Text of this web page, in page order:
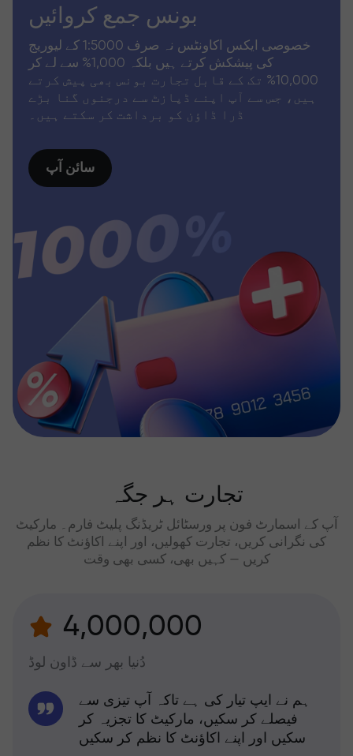
بونس جمع کروائیں
خصوصی ایکس اکاونٹس نہ صرف 1:5000 کے لیوریج
کی پیشکش کرتے ہیں بلکہ 1,000% سے لے کر
10,000% تک کے قابل تجارت بونس بھی پیش کرتے
ہیں، جس سے آپ اپنے ڈپازٹ سے درجنوں گنا بڑے
ڈرا ڈاؤن کو برداشت کر سکتے ہیں۔
سائن آپ
تجارت ہر جگہ
آپ کے اسمارٹ فون پر ورسٹائل ٹریڈنگ پلیٹ فارم۔ مارکیٹ
کی نگرانی کریں، تجارت کھولیں، اور اپنے اکاؤنٹ کا نظم
کریں — کہیں بھی، کسی بھی وقت
4,000,000
دُنیا بھر سے ڈاون لوڈ
ہم نے ایپ تیار کی ہے تاکہ آپ تیزی سے
فیصلے کر سکیں، مارکیٹ کا تجزیہ کر
سکیں اور اپنے اکاؤنٹ کا نظم کر سکیں